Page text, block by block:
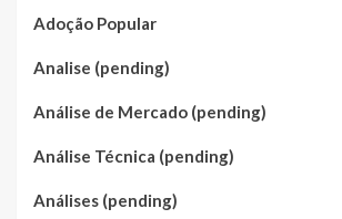
Adoção Popular
Analise (pending)
Análise de Mercado (pending)
Análise Técnica (pending)
Análises (pending)